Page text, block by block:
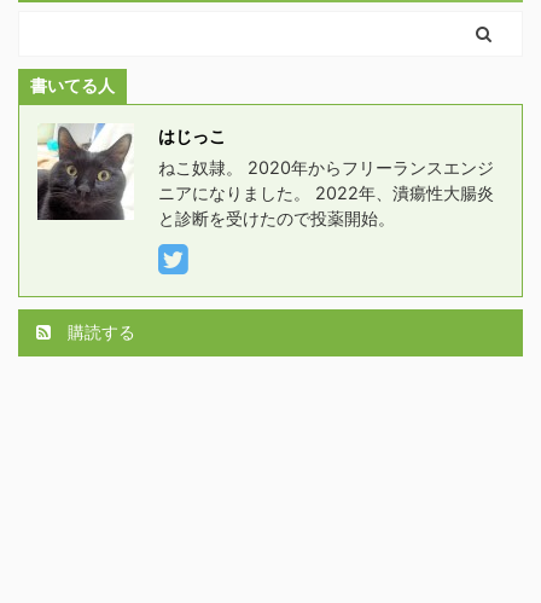
書いてる人
はじっこ
ねこ奴隷。 2020年からフリーランスエンジ
ニアになりました。 2022年、潰瘍性大腸炎
と診断を受けたので投薬開始。
購読する